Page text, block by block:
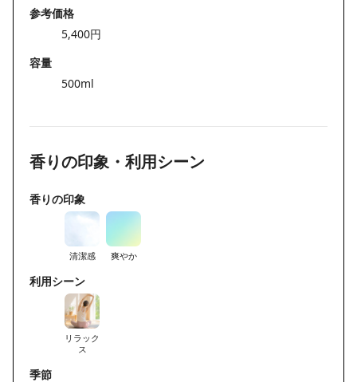
参考価格
5,400円
容量
500ml
香りの印象・利用シーン
香りの印象
清潔感 爽やか
利用シーン
リラック
ス
季節